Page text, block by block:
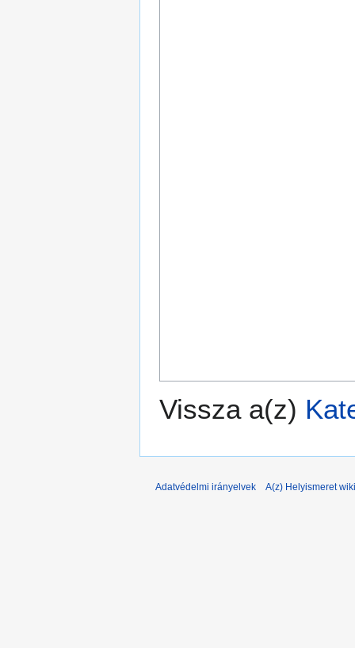
Vissza a(z)
Adatvédelmi irányelvek A(z) Helyismeret